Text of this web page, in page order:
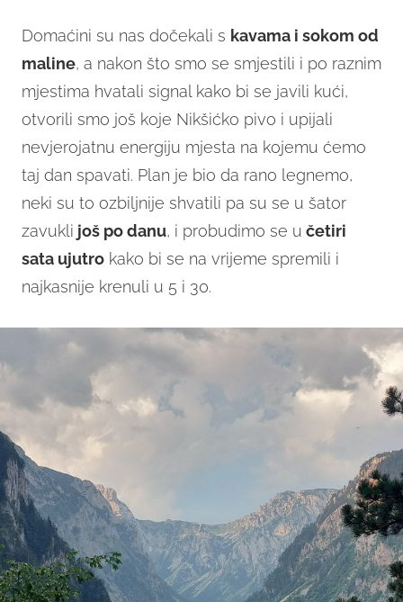
Domaćini su nas dočekali s kavama i sokom od
maline, a nakon što smo se smjestili i po raznim
mjestima hvatali signal kako bi se javili kući,
otvorili smo još koje Nikšićko pivo i upijali
nevjerojatnu energiju mjesta na kojemu ćemo
taj dan spavati. Plan je bio da rano legnemo,
neki su to ozbiljnije shvatili pa su se u šator
zavukli još po danu, i probudimo se u četiri
sata ujutro kako bi se na vrijeme spremili i
najkasnije krenuli u 5 i 30.